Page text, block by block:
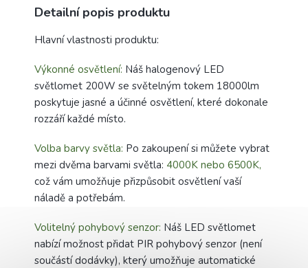
Detailní popis produktu
Hlavní vlastnosti produktu:
Výkonné osvětlení: Náš halogenový LED
světlomet 200W se světelným tokem 18000lm
poskytuje jasné a účinné osvětlení, které dokonale
rozzáří každé místo.
Volba barvy světla: Po zakoupení si můžete vybrat
mezi dvěma barvami světla: 4000K nebo 6500K,
což vám umožňuje přizpůsobit osvětlení vaší
náladě a potřebám.
Volitelný pohybový senzor: Náš LED světlomet
nabízí možnost přidat PIR pohybový senzor (není
součástí dodávky), který umožňuje automatické